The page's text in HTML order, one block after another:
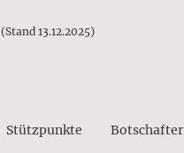
(Stand 13.12.2025)
Stützpunkte Botschafter